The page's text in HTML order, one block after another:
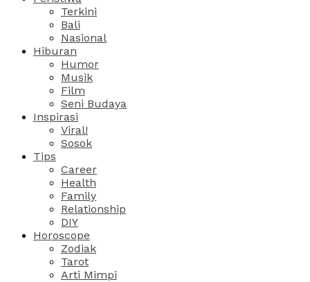
Terkini
Bali
Nasional
Hiburan
Humor
Musik
Film
Seni Budaya
Inspirasi
Viral!
Sosok
Tips
Career
Health
Family
Relationship
DIY
Horoscope
Zodiak
Tarot
Arti Mimpi